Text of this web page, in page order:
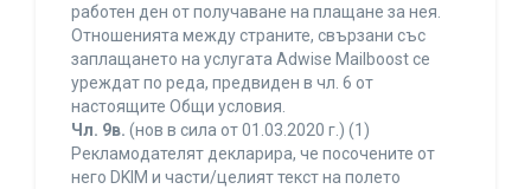
работен ден от получаване на плащане за нея.
Отношенията между страните, свързани със
заплащането на услугата Adwise Mailboost се
уреждат по реда, предвиден в чл. 6 от
настоящите Общи условия.
Чл. 9в. (нов в сила от 01.03.2020 г.) (1)
Рекламодателят декларира, че посочените от
него DKIM и части/целият текст на полето